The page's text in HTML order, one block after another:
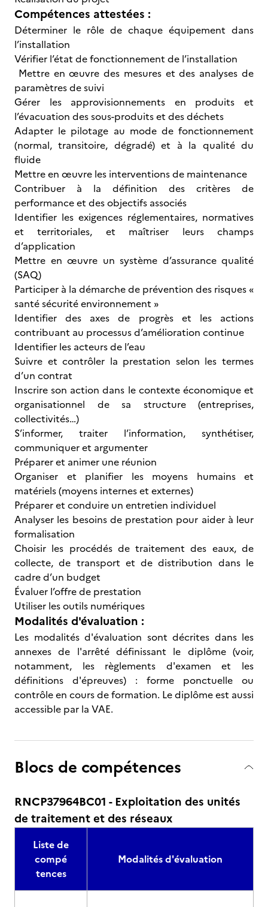
Compétences attestées :
Déterminer le rôle de chaque équipement dans
l’installation
Vérifier l’état de fonctionnement de l’installation
Mettre en œuvre des mesures et des analyses de
paramètres de suivi
Gérer les approvisionnements en produits et
l’évacuation des sous-produits et des déchets
Adapter le pilotage au mode de fonctionnement
(normal, transitoire, dégradé) et à la qualité du
fluide
Mettre en œuvre les interventions de maintenance
Contribuer à la définition des critères de
performance et des objectifs associés
Identifier les exigences réglementaires, normatives
et territoriales, et maîtriser leurs champs
d’application
Mettre en œuvre un système d’assurance qualité
(SAQ)
Participer à la démarche de prévention des risques «
santé sécurité environnement »
Identifier des axes de progrès et les actions
contribuant au processus d’amélioration continue
Identifier les acteurs de l’eau
Suivre et contrôler la prestation selon les termes
d’un contrat
Inscrire son action dans le contexte économique et
organisationnel de sa structure (entreprises,
collectivités…)
S’informer, traiter l’information, synthétiser,
communiquer et argumenter
Préparer et animer une réunion
Organiser et planifier les moyens humains et
matériels (moyens internes et externes)
Préparer et conduire un entretien individuel
Analyser les besoins de prestation pour aider à leur
formalisation
Choisir les procédés de traitement des eaux, de
collecte, de transport et de distribution dans le
cadre d’un budget
Évaluer l’offre de prestation
Utiliser les outils numériques
Modalités d'évaluation :
Les modalités d'évaluation sont décrites dans les
annexes de l'arrêté définissant le diplôme (voir,
notamment, les règlements d'examen et les
définitions d'épreuves) : forme ponctuelle ou
contrôle en cours de formation. Le diplôme est aussi
accessible par la VAE.
Blocs de compétences
RNCP37964BC01 - Exploitation des unités
de traitement et des réseaux
Liste de
compé
tences
Modalités d'évaluation